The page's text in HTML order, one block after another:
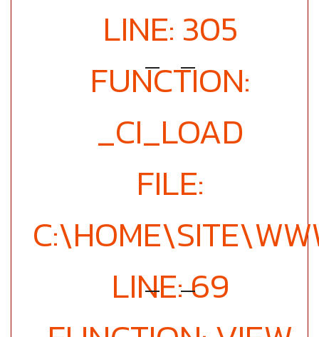
LINE: 305
FUNCTION:
_CI_LOAD
FILE:
LINE: 69